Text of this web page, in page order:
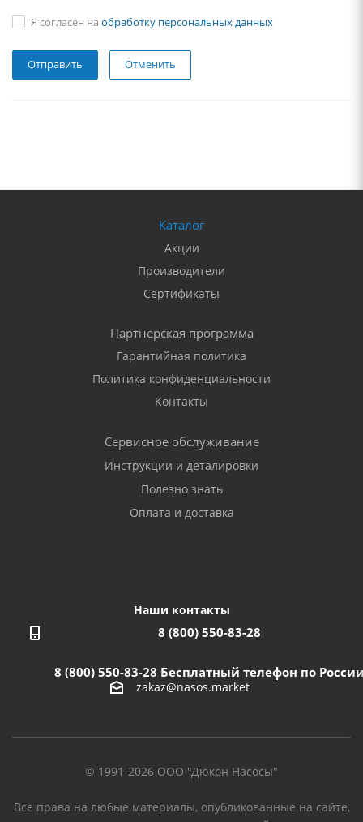
Я согласен на обработку персональных данных
Отменить
Каталог
Акции
Производители
Сертификаты
Партнерская программа
Гарантийная политика
Политика конфиденциальности
Контакты
Сервисное обслуживание
Инструкции и деталировки
Полезно знать
Оплата и доставка
Наши контакты
8 (800) 550-83-28
8 (800) 550-83-28 Бесплатный телефон по
zakaz@nasos.market
© 1991-2026 ООО "Дюкон Насосы"
Все права на любые материалы, опубликованные на сайте,